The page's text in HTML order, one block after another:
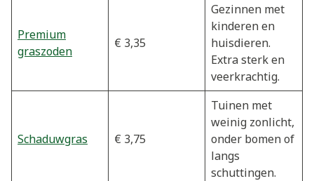
Premium
graszoden
€ 3,35
Gezinnen met
kinderen en
huisdieren.
Extra sterk en
veerkrachtig.
Schaduwgras € 3,75
Tuinen met
weinig zonlicht,
onder bomen of
langs
schuttingen.